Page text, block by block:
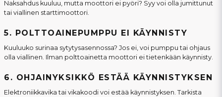
Naksahdus kuuluu, mutta moottori ei pyöri? Syy voi olla jumittunut
tai viallinen starttimoottori.
5. POLTTOAINEPUMPPU EI KÄYNNISTY
Kuuluuko surinaa sytytysasennossa? Jos ei, voi pumppu tai ohjaus
olla viallinen. Ilman polttoainetta moottori ei tietenkään käynnisty.
6. OHJAINYKSIKKÖ ESTÄÄ KÄYNNISTYKSEN
Elektroniikkavika tai vikakoodi voi estää käynnistyksen. Tarkista